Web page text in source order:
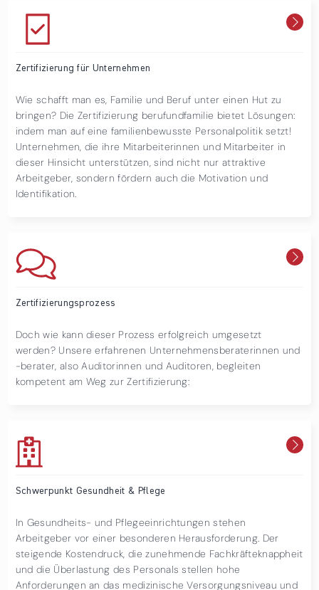
Zertifizierung für Unternehmen
Wie schafft man es, Familie und Beruf unter einen Hut zu
bringen? Die Zertifizierung berufundfamilie bietet Lösungen:
indem man auf eine familienbewusste Personalpolitik setzt!
Unternehmen, die ihre Mitarbeiterinnen und Mitarbeiter in
dieser Hinsicht unterstützen, sind nicht nur attraktive
Arbeitgeber, sondern fördern auch die Motivation und
Identifikation.
Zertifizierungsprozess
Doch wie kann dieser Prozess erfolgreich umgesetzt
werden? Unsere erfahrenen Unternehmensberaterinnen und
-berater, also Auditorinnen und Auditoren, begleiten
kompetent am Weg zur Zertifizierung:
Schwerpunkt Gesundheit & Pflege
In Gesundheits- und Pflegeeinrichtungen stehen
Arbeitgeber vor einer besonderen Herausforderung. Der
steigende Kostendruck, die zunehmende Fachkräfteknappheit
und die Überlastung des Personals stellen hohe
Anforderungen an das medizinische Versorgungsniveau und